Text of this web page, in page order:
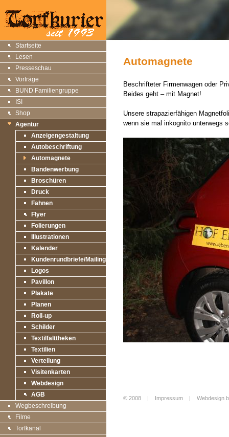
Startseite
Lesen
Presseschau
Vorträge
BUND Familiengruppe
ISI
Shop
Agentur
Anzeigengestaltung
Autobeschriftung
Automagnete
Bandenwerbung
Broschüren
Druck
Fahnen
Flyer
Folierungen
Illustrationen
Kalender
Kundenrundbriefe/Mailings
Logos
Pavillon
Plakate
Planen
Roll-up
Schilder
Textilfalttheken
Textilien
Verteilung
Visitenkarten
Webdesign
AGB
Wegbeschreibung
Filme
Torfkanal
Automagnete
Beschrifteter Firmenwagen oder
Beides geht – mit Magnet!
Unsere strapazierfähigen
wenn sie mal inkognito unterwegs
© 2008 | Impressum Webdesign